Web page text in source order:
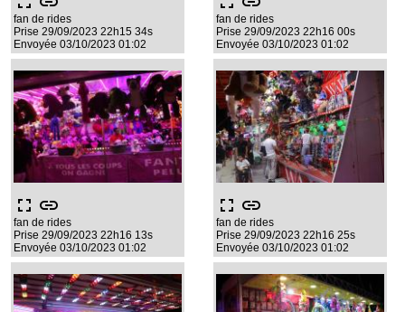
fan de rides
Prise 29/09/2023 22h15 34s
Envoyée 03/10/2023 01:02
fan de rides
Prise 29/09/2023 22h16 00s
Envoyée 03/10/2023 01:02
fullscreen link
fan de rides
Prise 29/09/2023 22h16 13s
Envoyée 03/10/2023 01:02
fullscreen link
fan de rides
Prise 29/09/2023 22h16 25s
Envoyée 03/10/2023 01:02